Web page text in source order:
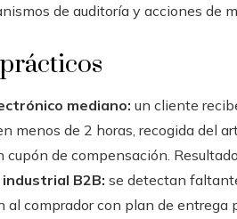
de auditoría y acciones de
mediano: un cliente
menos de 2 horas, recogida del
cupón de compensación.
B2B: se detectan
al comprador con plan de